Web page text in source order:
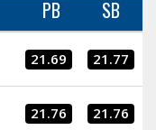
PB SB
21.69 21.77
21.76 21.76